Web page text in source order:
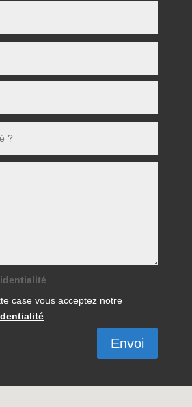
case vous acceptez notre
Envoi